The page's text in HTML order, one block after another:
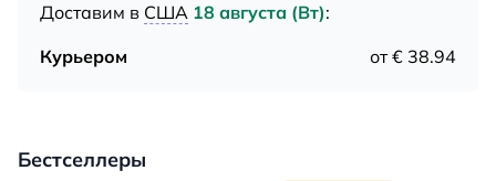
Доставим в США 18 августа (Вт):
Курьером
от € 38.94
Бестселлеры